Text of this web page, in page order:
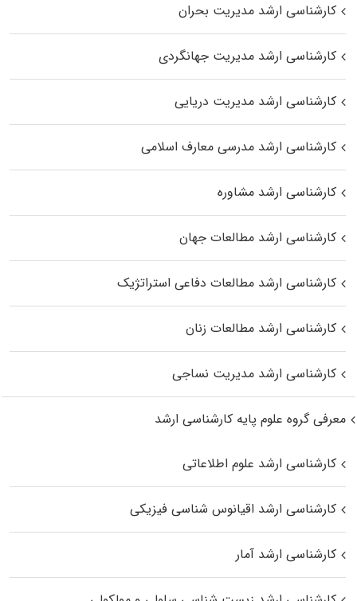
کارشناسی ارشد مدیریت بحران
کارشناسی ارشد مدیریت جهانگردی
کارشناسی ارشد مدیریت دریایی
کارشناسی ارشد مدرسی معارف اسلامی
کارشناسی ارشد مشاوره
کارشناسی ارشد مطالعات جهان
کارشناسی ارشد مطالعات دفاعی استراتژیک
کارشناسی ارشد مطالعات زنان
کارشناسی ارشد مدیریت نساجی
معرفی گروه علوم پایه کارشناسی ارشد
کارشناسی ارشد علوم اطلاعاتی
کارشناسی ارشد اقیانوس‌ شناسی فیزیکی
کارشناسی ارشد آمار